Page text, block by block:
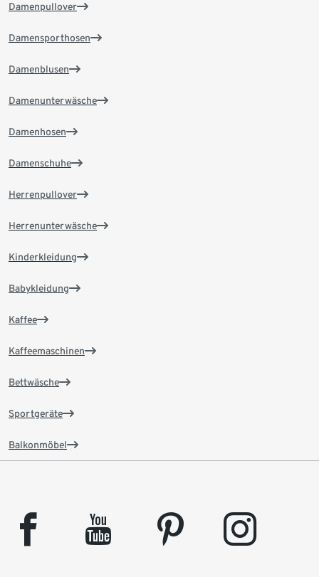
Damenpullover
Damensporthosen
Damenblusen
Damenunterwäsche
Damenhosen
Damenschuhe
Herrenpullover
Herrenunterwäsche
Kinderkleidung
Babykleidung
Kaffee
Kaffeemaschinen
Bettwäsche
Sportgeräte
Balkonmöbel
facebook youtube pinterest instagram